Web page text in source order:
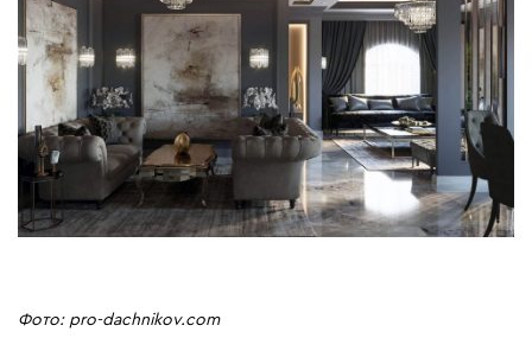
Фото: pro-dachnikov.com